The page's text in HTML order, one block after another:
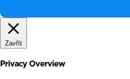
Zavřít
Privacy Overview